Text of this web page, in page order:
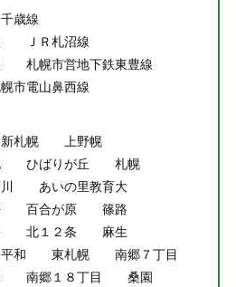
千歳線
ＪＲ札沼線
札幌市営地下鉄東豊線
市電山鼻西線
新札幌
上野幌
ひばりが丘
札幌
あいの里教育大
百合が原
篠路
北１２条
麻生
平和 東札幌
南郷７丁目
南郷１８丁目
桑園